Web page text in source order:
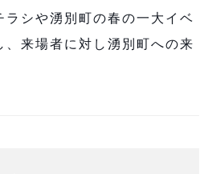
シや湧別町の春の一大イベ
来場者に対し湧別町への来